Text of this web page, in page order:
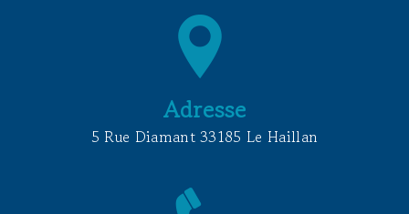
Adresse
5 Rue Diamant 33185 Le Haillan